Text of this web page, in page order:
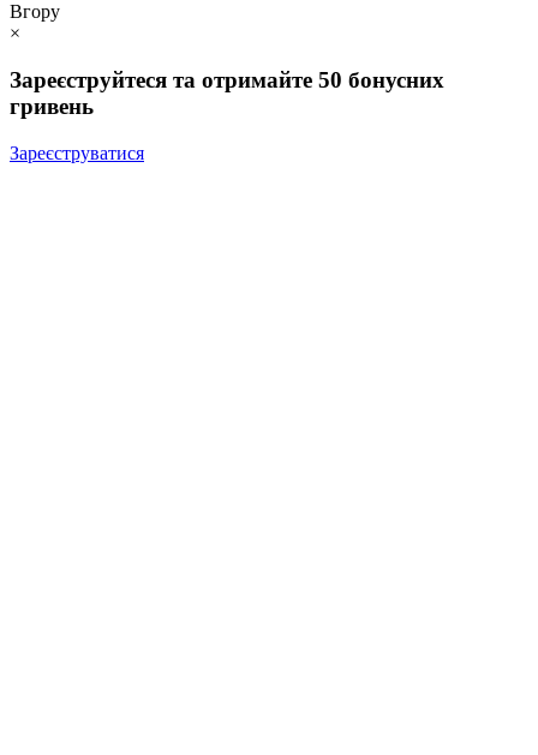
Вгору
×
Зареєструйтеся та отримайте 50 бонусних
гривень
Зареєструватися